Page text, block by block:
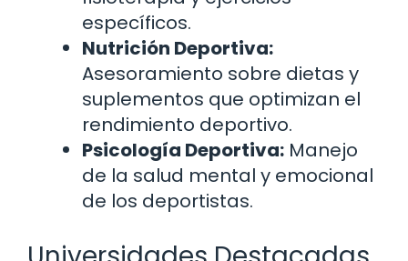
específicos.
Nutrición Deportiva:
Asesoramiento sobre dietas y
suplementos que optimizan el
rendimiento deportivo.
Psicología Deportiva: Manejo
de la salud mental y emocional
de los deportistas.